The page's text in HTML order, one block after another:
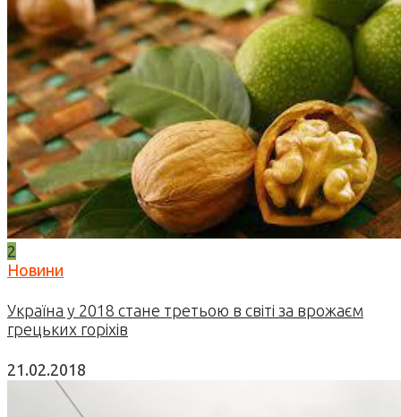
2
Новини
Україна у 2018 стане третьою в світі за врожаєм
грецьких горіхів
21.02.2018